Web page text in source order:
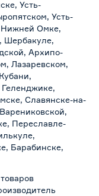
Усть-
Усть-
Нижней Омке,
Шербакуле,
Архипо-
Лазаревском,
Славянске-на-
Переславле-
Барабинске,